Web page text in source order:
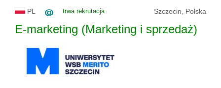
PL trwa rekrutacja Szczecin, Polska
E-marketing (Marketing i sprzedaż)